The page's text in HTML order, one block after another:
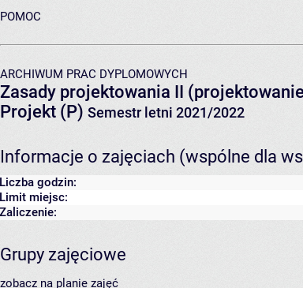
POMOC
ARCHIWUM PRAC DYPLOMOWYCH
Zasady projektowania II
Projekt (P) Semestr letni 2021/2022
Informacje o zajęciach (wspólne dla
Liczba godzin:
Limit miejsc:
Zaliczenie:
Grupy zajęciowe
zobacz na planie zajęć